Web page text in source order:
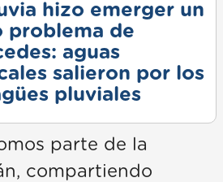
hizo emerger un
problema de
aguas
salieron por los
pluviales
parte de la
compartiendo